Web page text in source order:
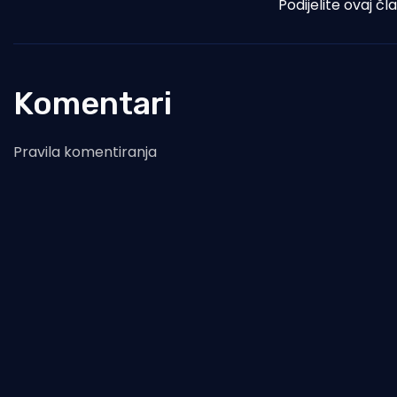
Podijelite ovaj
Komentari
Pravila komentiranja